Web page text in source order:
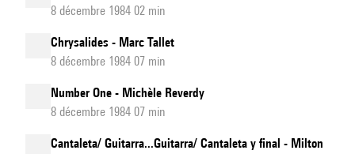
8 décembre 1984 02 min
Chrysalides - Marc Tallet
8 décembre 1984 07 min
Number One - Michèle Reverdy
8 décembre 1984 07 min
Cantaleta/ Guitarra...Guitarra/ Cantaleta y final - Milton